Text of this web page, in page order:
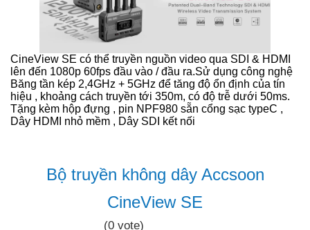
CineView SE có thể truyền nguồn video qua SDI & HDMI
lên đến 1080p 60fps đầu vào / đầu ra.Sử dụng công nghệ
Băng tần kép 2,4GHz + 5GHz để tăng độ ổn định của tín
hiệu , khoảng cách truyền tới 350m, có độ trễ dưới 50ms.
Tặng kèm hộp đựng , pin NPF980 sẵn cổng sạc typeC ,
Dây HDMI nhỏ mềm , Dây SDI kết nối
Bộ truyền không dây Accsoon
CineView SE
(0 vote)